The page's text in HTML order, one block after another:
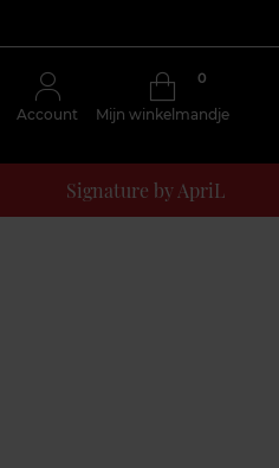
Account Mijn winkelmandje
0
Signature by ApriL